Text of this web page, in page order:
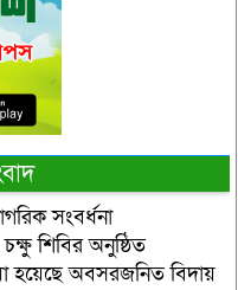
সংবর্ধনা
চক্ষু শিবির অনুষ্ঠিত
হয়েছে অবসরজনিত বিদায়